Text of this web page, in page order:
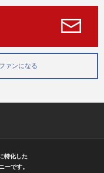
ファンになる
特化した
ーです。